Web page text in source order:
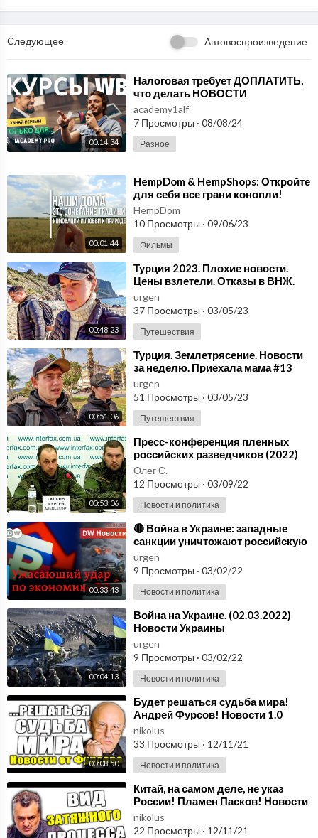
Следующее Автовоспроизведение
00:14:34
⁣Налоговая требует ДОПЛАТИТЬ,
что делать НОВОСТИ
МАРКЕТПЛЕЙСОВ Новости
Wildberries. Курсы Wb.
academy1alf
7 Просмотры · 08/08/24
Разное
00:01:44
⁣HempDom & HempShops: Откройте
для себя все грани конопли!
HempDom
10 Просмотры · 09/06/23
Фильмы
00:48:23
⁣Турция 2023. Плохие новости.
Цены взлетели. Отказы в ВНЖ.
Красивые места рядом с Аланьей
#9
urgen
37 Просмотры · 03/05/23
Путешествия
00:51:06
⁣Турция. Землетрясение. Новости
за неделю. Приехала мама #13
urgen
51 Просмотры · 03/05/23
Путешествия
00:53:06
⁣Пресс-конференция пленных
российских разведчиков (2022)
Новости Украины
Олег С.
12 Просмотры · 03/09/22
Новости и политика
00:33:43
⁣🔴 Война в Украине: западные
санкции уничтожают российскую
экономику. DW Новости
(02.03.2022)
urgen
9 Просмотры · 03/02/22
Новости и политика
00:04:13
⁣Война на Украине. (02.03.2022)
Новости Украины
urgen
9 Просмотры · 03/02/22
Новости и политика
00:08:50
⁣Будет решаться судьба мира!
Андрей Фурсов! Новости 1.0
nikolus
33 Просмотры · 12/11/21
Новости и политика
⁣Китай, на самом деле, не указ
России! Пламен Пасков! Новости
1.0
nikolus
22 Просмотры · 12/11/21